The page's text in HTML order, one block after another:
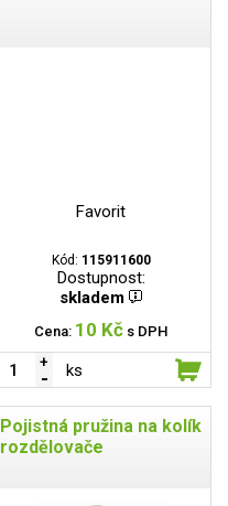
Favorit
Kód: 115911600
Dostupnost:
skladem
Cena: 10 Kč s DPH
ks
Pojistná pružina na kolík
rozdělovače